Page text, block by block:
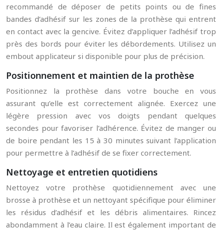
recommandé de déposer de petits points ou de fines
bandes d’adhésif sur les zones de la prothèse qui entrent
en contact avec la gencive. Évitez d’appliquer l’adhésif trop
près des bords pour éviter les débordements. Utilisez un
embout applicateur si disponible pour plus de précision.
Positionnement et maintien de la prothèse
Positionnez la prothèse dans votre bouche en vous
assurant qu’elle est correctement alignée. Exercez une
légère pression avec vos doigts pendant quelques
secondes pour favoriser l’adhérence. Évitez de manger ou
de boire pendant les 15 à 30 minutes suivant l’application
pour permettre à l’adhésif de se fixer correctement.
Nettoyage et entretien quotidiens
Nettoyez votre prothèse quotidiennement avec une
brosse à prothèse et un nettoyant spécifique pour éliminer
les résidus d’adhésif et les débris alimentaires. Rincez
abondamment à l’eau claire. Il est également important de